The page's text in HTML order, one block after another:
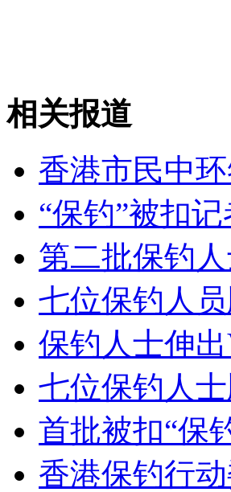
女孩北京地铁殴打老人 痛下狠手
无痛分娩是否安全 医生回应
外交部：反对强权政治霸凌主义
外交部：有关国家言论片面不公正
安徽一实载49人客车翻车
相关报道
香港市民中
“保钓”被扣
第二批保钓
七位保钓人
保钓人士伸
七位保钓人
首批被扣“保
香港保钓行